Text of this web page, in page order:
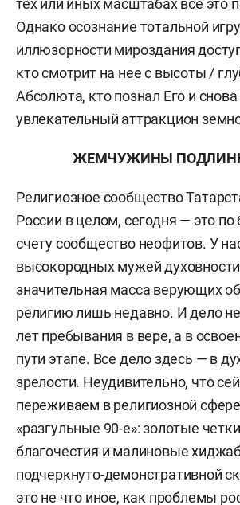
тех или иных масштабах все это
Однако осознание тотальной
иллюзорности мироздания
кто смотрит на нее с высоты /
Абсолюта, кто познал Его и
увлекательный аттракцион
ЖЕМЧУЖИНЫ
Религиозное сообщество
России в целом, сегодня — это
счету сообщество неофитов. У
высокородных мужей
значительная масса верующих
религию лишь недавно. И дело
лет пребывания в вере, а в
пути этапе. Все дело здесь — в
зрелости. Неудивительно, что
переживаем в религиозной
«разгульные 90-е»: золотые
благочестия и малиновые
подчеркнуто-демонстративной
это не что иное, как проблемы